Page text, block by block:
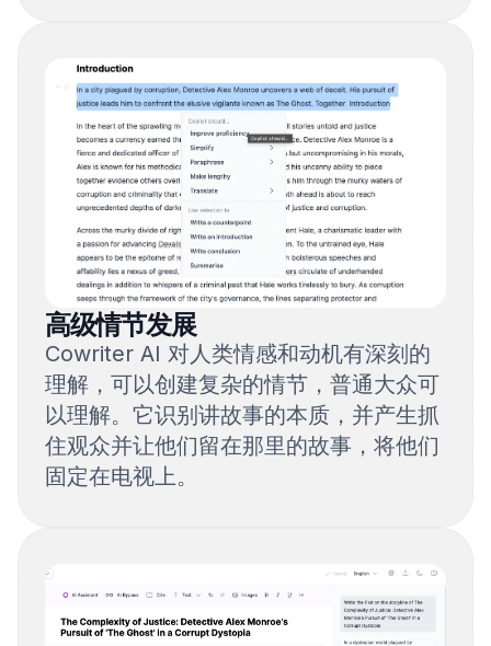
高级情节发展
Cowriter AI 对人类情感和动机有深刻的
理解，可以创建复杂的情节，普通大众可
以理解。它识别讲故事的本质，并产生抓
住观众并让他们留在那里的故事，将他们
固定在电视上。